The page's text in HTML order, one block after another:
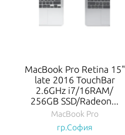
MacBook Pro Retina 15"
late 2016 TouchBar
2.6GHz i7/16RAM/
256GB SSD/Radeon...
MacBook Pro
гр.София